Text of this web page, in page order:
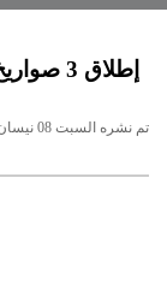
إطلاق
تم نشره السبت 08 نيسان / أبريل 2023 10:33 مساءً